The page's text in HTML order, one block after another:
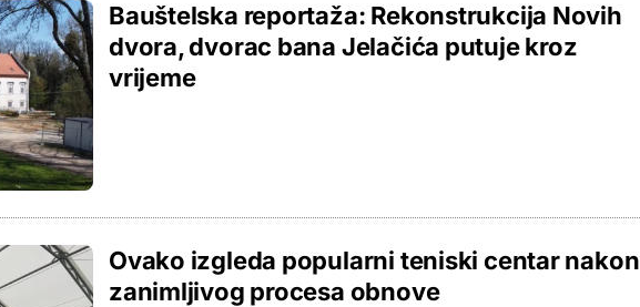
Bauštelska reportaža: Rekonstrukcija Novih
dvora, dvorac bana Jelačića putuje kroz
vrijeme
Ovako izgleda popularni teniski centar nakon
zanimljivog procesa obnove